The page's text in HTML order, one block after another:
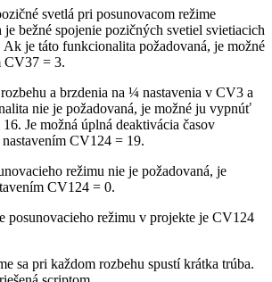
svetlá pri posunovacom režime
bežné spojenie pozičných svetiel svietiacich
Ak je táto funkcionalita požadovaná, je možné
CV37 = 3.
a brzdenia na ¼ nastavenia v CV3 a
nie je požadovaná, je možné ju vypnúť
Je možná úplná deaktivácia časov
CV124 = 19.
režimu nie je požadovaná, je
CV124 = 0.
posunovacieho režimu v projekte je CV124
sa pri každom rozbehu spustí krátka trúba.